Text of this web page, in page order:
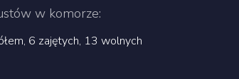
w komorze:
6 zajętych, 13 wolnych